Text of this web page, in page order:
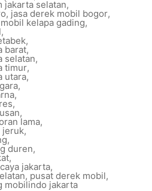
jakarta selatan,
, jasa derek mobil bogor,
kelapa gading,
,
,
barat,
selatan,
timur,
utara,
,
,
,
,
lama,
jeruk,
,
duren,
,
jakarta,
, pusat derek mobil,
mobilindo jakarta